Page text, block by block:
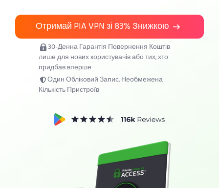
Отримай PIA VPN зі83%Знижкою
30-Денна Гарантія Повернення Коштів
лише для нових користувачів або тих, хто
придбав вперше
Один Обліковий Запис, Необмежена
Кількість Пристроїв